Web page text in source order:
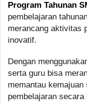
Program Tahunan
pembelajaran
merancang aktivitas
inovatif.
Dengan
serta guru bisa
memantau
pembelajaran secara